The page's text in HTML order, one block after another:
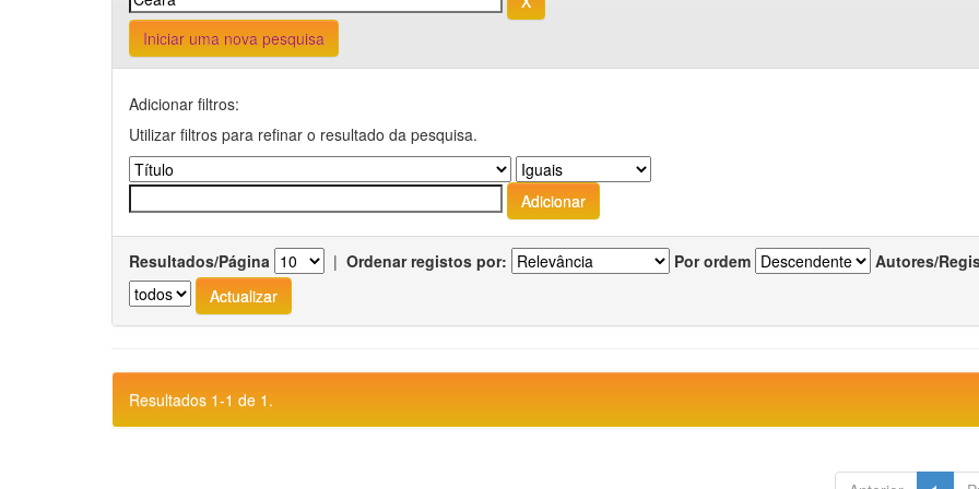
Iniciar uma nova pesquisa
Adicionar filtros:
Utilizar filtros para refinar o resultado da pesquisa.
Resultados/Página | Ordenar registos por: Por ordem Autores/
Resultados 1-1 de 1.